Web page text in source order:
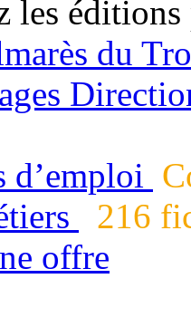
les éditions
du
d’emploi
216
offre